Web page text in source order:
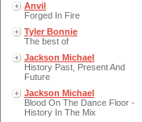
Anvil
Forged In Fire
Tyler Bonnie
The best of
Jackson Michael
History Past, Present And
Future
Jackson Michael
Blood On The Dance Floor -
History In The Mix